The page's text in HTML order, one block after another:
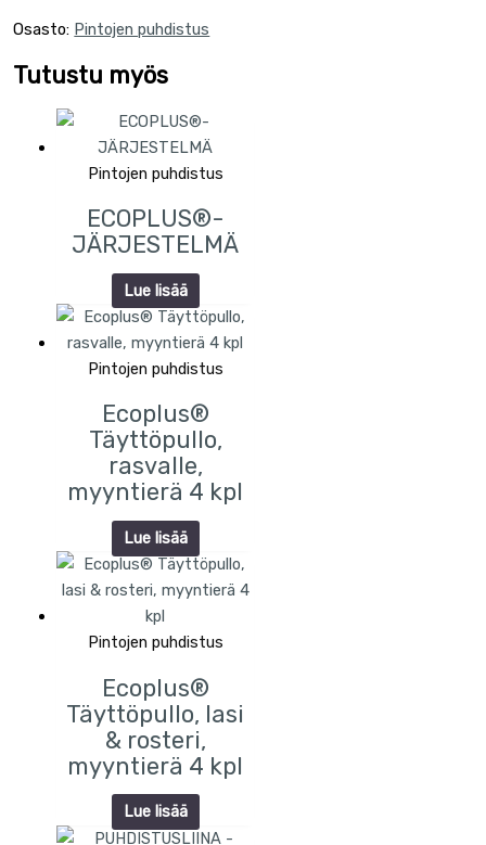
Osasto: Pintojen puhdistus
Tutustu myös
Pintojen puhdistus
ECOPLUS®-
JÄRJESTELMÄ
Lue lisää
Pintojen puhdistus
Ecoplus®
Täyttöpullo,
rasvalle,
myyntierä 4 kpl
Lue lisää
Pintojen puhdistus
Ecoplus®
Täyttöpullo, lasi
& rosteri,
myyntierä 4 kpl
Lue lisää